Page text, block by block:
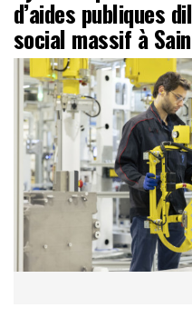
d’aides publiques
social massif à